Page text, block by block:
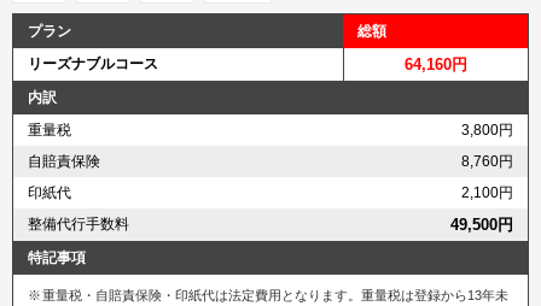
プラン
総額
リーズナブルコース
64,160円
内訳
重量税
3,800円
自賠責保険
8,760円
印紙代
2,100円
整備代行手数料
49,500円
特記事項
重量税・自賠責保険・印紙代は法定費用となります。重量税は登録から13年未